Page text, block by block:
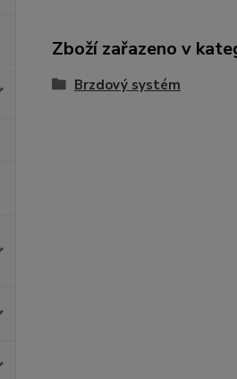
Zboží zařazeno v
Brzdový systém